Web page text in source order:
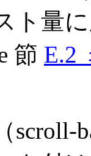
ト量
節 E.2
scroll-